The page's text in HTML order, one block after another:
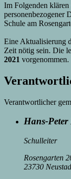
Im Folgenden
personenbezogener
Schule am
Eine Aktualisierung
Zeit nötig sein. Die
2021 vorgenommen.
Verantwortlicher
Hans-Peter
Schulleiter
Rosengarten
23730